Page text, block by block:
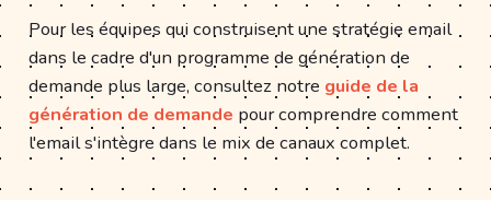
Pour les équipes qui construisent une stratégie email
dans le cadre d'un programme de génération de
demande plus large, consultez notre guide de la
génération de demande pour comprendre comment
l'email s'intègre dans le mix de canaux complet.